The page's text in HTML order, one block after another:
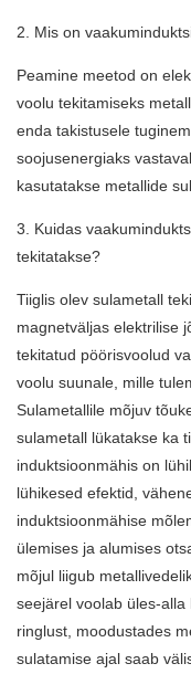
2. Mis on
Peamine meetod on
voolu tekitamiseks
enda takistusele
soojusenergiaks
kasutatakse metallide
3. Kuidas
tekitatakse?
Tiiglis olev sulametall
magnetväljas elektrilise
tekitatud pöörisvoolud
voolu suunale, mille
Sulametallile mõjuv
sulametall lükatakse ka
induktsioonmähis on
lühikesed efektid,
induktsioonmähise
ülemises ja alumises
mõjul liigub
seejärel voolab üles-
ringlust, moodustades
sulatamise ajal saab